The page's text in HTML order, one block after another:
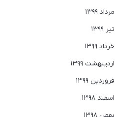
مرداد 1399
تير 1399
خرداد 1399
ارديبهشت 1399
فروردین 1399
اسفند 1398